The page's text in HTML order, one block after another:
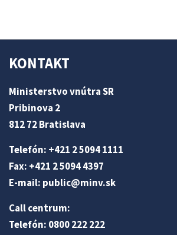
KONTAKT
Ministerstvo vnútra SR
Pribinova 2
812 72 Bratislava
Telefón: +421 2 5094 1111
Fax: +421 2 5094 4397
E-mail: public@minv.sk
Call centrum:
Telefón: 0800 222 222